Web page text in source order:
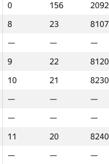
0 156
8 23
— — —
9 22
10 21
— — —
— — —
11 20
— — —
— — —
— — —
— — —
— — —
— — —
0 132
0 69
— — —
— — —